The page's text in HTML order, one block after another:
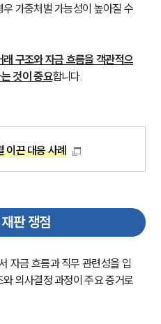
가중처벌 가능성이 높아질 수
구조와 자금 흐름을 객관적으
것이 중요합니다.
이끈 대응 사례
판 쟁점
자금 흐름과 직무 관련성을 입
의사결정 과정이 주요 증거로